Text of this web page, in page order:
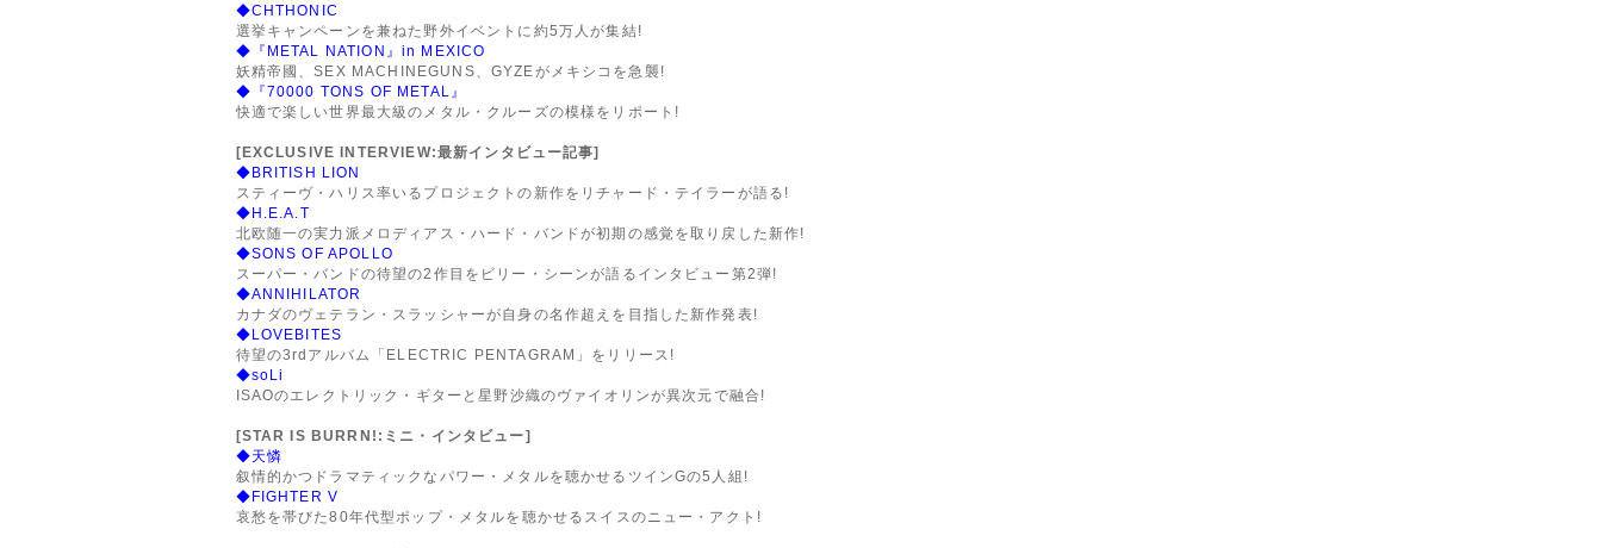
◆CHTHONIC
選挙キャンペーンを兼ねた野外イベントに約5万人が集結!
◆『METAL NATION』in MEXICO
妖精帝國、SEX MACHINEGUNS、GYZEがメキシコを急襲!
◆『70000 TONS OF METAL』
快適で楽しい世界最大級のメタル・クルーズの模様をリポート!
[EXCLUSIVE INTERVIEW:最新インタビュー記事]
◆BRITISH LION
スティーヴ・ハリス率いるプロジェクトの新作をリチャード・テイラーが語る!
◆H.E.A.T
北欧随一の実力派メロディアス・ハード・バンドが初期の感覚を取り戻した新作!
◆SONS OF APOLLO
スーパー・バンドの待望の2作目をビリー・シーンが語るインタビュー第2弾!
◆ANNIHILATOR
カナダのヴェテラン・スラッシャーが自身の名作超えを目指した新作発表!
◆LOVEBITES
待望の3rdアルバム「ELECTRIC PENTAGRAM」をリリース!
◆soLi
ISAOのエレクトリック・ギターと星野沙織のヴァイオリンが異次元で融合!
[STAR IS BURRN!:ミニ・インタビュー]
◆天憐
叙情的かつドラマティックなパワー・メタルを聴かせるツインGの5人組!
◆FIGHTER V
哀愁を帯びた80年代型ポップ・メタルを聴かせるスイスのニュー・アクト!